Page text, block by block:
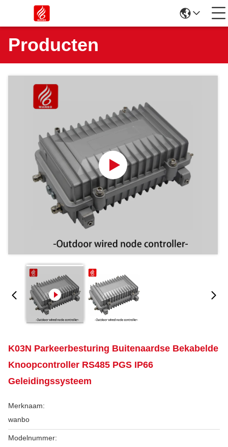
Producten
K03N Parkeerbesturing Buitenaardse Bekabelde
Knoopcontroller RS485 PGS IP66
Geleidingssysteem
Merknaam:
wanbo
Modelnummer: